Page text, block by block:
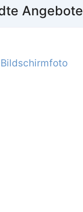
Angebote